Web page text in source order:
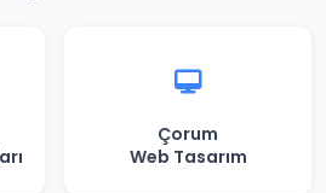
Çorum
Web Tasarım